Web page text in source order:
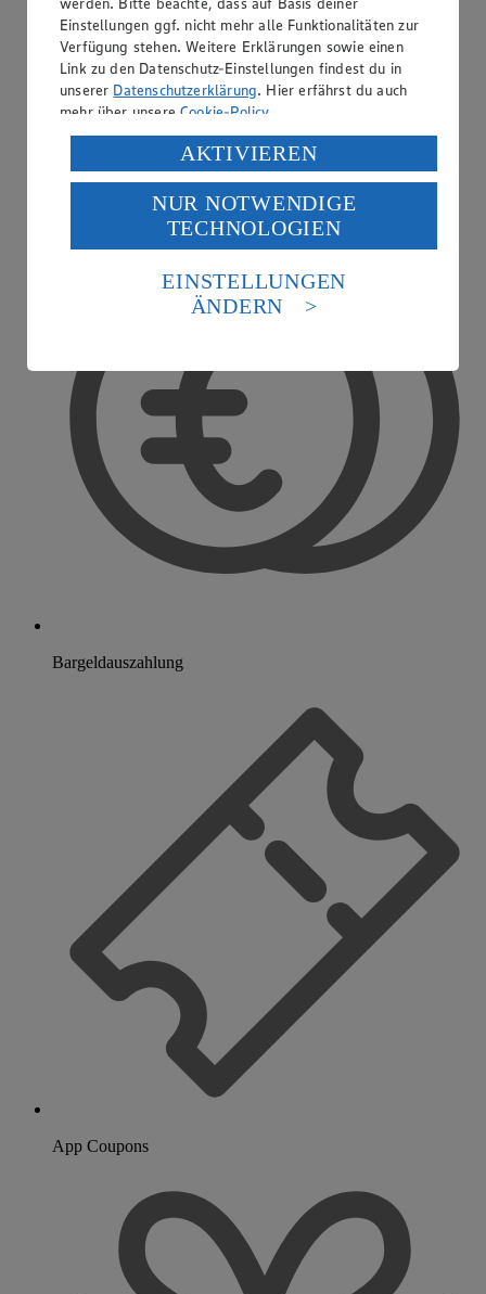
Ausbildender Betrieb
Bargeldauszahlung
App Coupons
Einstellungen ggf. nicht mehr alle Funktionalitäten zur
Verfügung stehen. Weitere Erklärungen sowie einen
Link zu den Datenschutz-Einstellungen findest du in
unserer Datenschutzerklärung. Hier erfährst du auch
mehr über unsereCookie-Policy.
Verarbeitung deiner personenbezogenen Daten in den
USA durch Facebook und YouTube:
Wenn du auf „Aktivieren“ klickst, willigst du im Sinne
des Art. 49 Abs. 1 Satz 1 lit. a) DSGVO ein, dass deine
Daten in den USA verarbeitet werden. Der EuGH sieht
die USA als Land mit einem nach europäischen
Standards nicht angemessenen Datenschutzniveau an.
Es besteht das Risiko eines Zugriffs durch US-
Informationen zum Herausgeber der Seite findest du
im
Impressum
AKTIVIEREN
NUR NOTWENDIGE
TECHNOLOGIEN
EINSTELLUNGEN
ÄNDERN